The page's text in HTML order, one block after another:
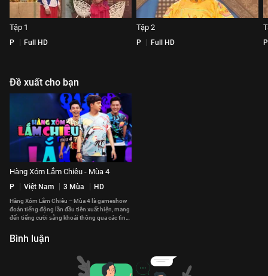
Tập 1
P Full HD
Tập 2
P Full HD P
Đề xuất cho bạn
Hàng Xóm Lắm Chiêu - Mùa 4
P Việt Nam 3 Mùa HD
Hàng Xóm Lắm Chiêu – Mùa 4 là gameshow
đoán tiếng động lần đầu tiên xuất hiện, mang
đến tiếng cười sảng khoái thông qua các tình
Bình luận